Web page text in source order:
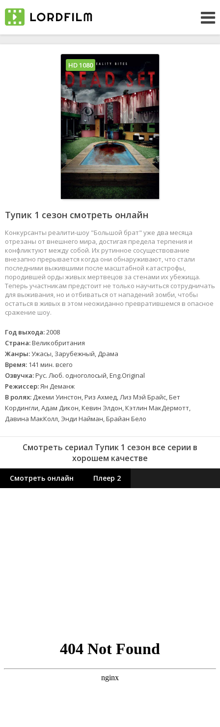
Тупик 1 сезон смотреть онлайн
Конкурсанты реалити-шоу "Большой брат" уже два месяца
отрезаны от внешнего мира, достигая предела терпения и
конфликтуют между собой. Их рутинное сосуществование
внезапно прерывается когда они обнаруживают, что стали
последними выжившими после масштабной катастрофы,
породившей орды живых мертвецов за стенами их убежища.
Теперь участникам предстоит не только научиться сотрудничать
для выживания, но и отбиваться от нападений зомби, чтобы
остаться в живых в этом неожиданно превратившемся в опасное
сражение шоу.
Год выхода:2008
Страна:Великобритания
Жанры:Ужасы, Зарубежный, Драма
Время: 141 мин. всего
Озвучка:Рус. Люб. одноголосый, Eng.Original
Режиссер:Ян Деманж
В ролях: Джеми Уинстон, Риз Ахмед, Лиз Мэй Брайс, Бет
Кордингли, Адам Дикон, Кевин Элдон, Кэтлин МакДермотт,
Давина МакКолл, Энди Найман, Брайан Бело
HD 1080
Смотреть сериал Тупик 1 сезон все серии в
хорошем качестве
Смотреть онлайн Плеер 2